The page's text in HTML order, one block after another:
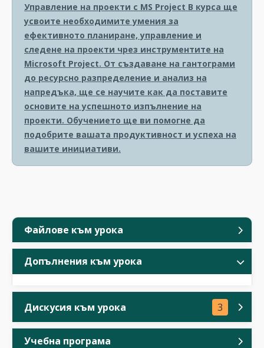
Файлове към урока
Допълнения към урока
Дискусия към урока 3
Учебна програма
Управление на проекти с MS Project В курса ще
усвоите необходимите умения за
ефективното планиране, управление и
следене на проекти чрез инструментите на
Microsoft Project. От създаване на гантограми
до ресурсно разпределение и анализ на
напредъка, ще се научите как да поставите
основите на успешното изпълнение на
проекти. Обучението ще ви помогне да
подобрите вашата продуктивност и успеха на
вашите инициативи.